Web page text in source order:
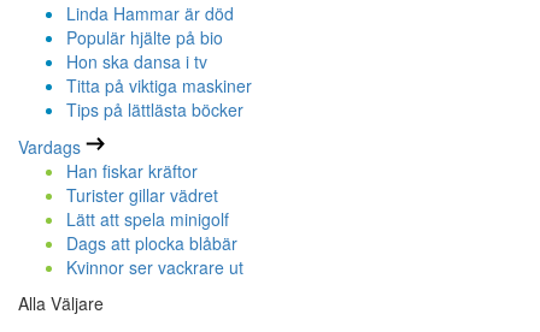
Linda Hammar är död
Populär hjälte på bio
Hon ska dansa i tv
Titta på viktiga maskiner
Tips på lättlästa böcker
Vardags
Han fiskar kräftor
Turister gillar vädret
Lätt att spela minigolf
Dags att plocka blåbär
Kvinnor ser vackrare ut
Alla Väljare